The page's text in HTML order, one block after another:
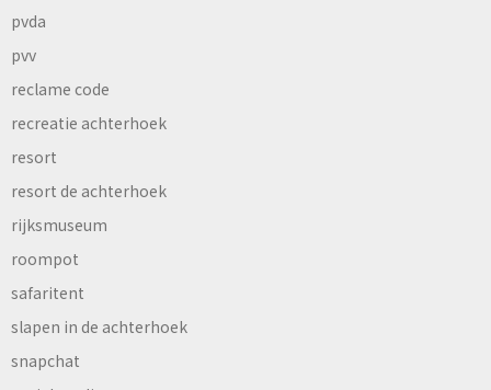
pvda
pvv
reclame code
recreatie achterhoek
resort
resort de achterhoek
rijksmuseum
roompot
safaritent
slapen in de achterhoek
snapchat